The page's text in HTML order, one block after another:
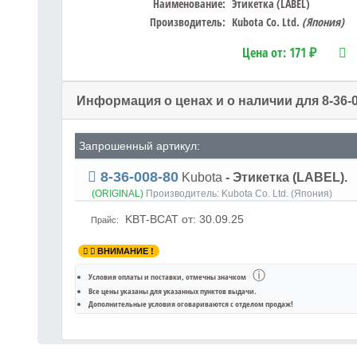
Наименование: Этикетка (LABEL)
Производитель: Kubota Co. Ltd. (Япония)
Цена от: 171 ₽
Информация о ценах и о наличии для 8-36-
Запрошенный артикул:
8-36-008-80 Kubota - Этикетка (LABEL).
(ORIGINAL)Производитель: Kubota Co. Ltd. (Япония)
Прайс: KBT-BCAT от: 30.09.25
ВНИМАНИЕ !
Условия оплаты и поставки , отмечны значком ⓘ
Все цены указаны дляуказанных пунктов выдачи.
Дополнительные условия оговариваются с отделом продаж!